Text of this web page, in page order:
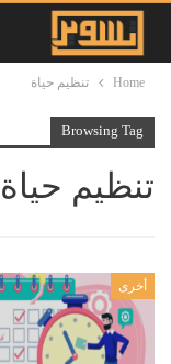
Home تنظيم حياة
Browsing Tag
تنظيم حياة
أخرى